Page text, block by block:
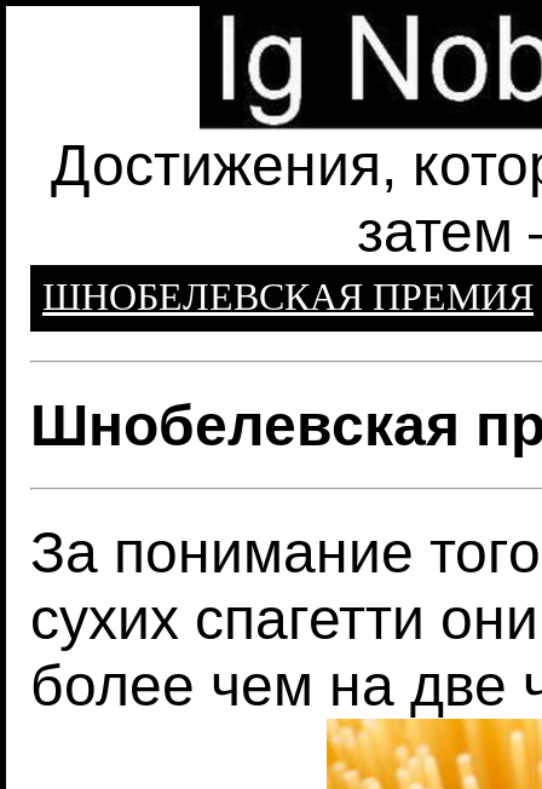
Достижения,
затем
ШНОБЕЛЕВСКАЯ ПРЕМИЯ
Шнобелевская
За понимание
сухих спагетти
более чем на две